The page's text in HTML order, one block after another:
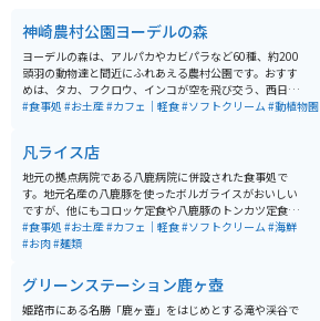
神崎農村公園ヨーデルの森
ヨーデルの森は、アルパカやカビパラなど60種、約200
頭羽の動物達と間近にふれあえる農村公園です。おすす
めは、タカ、フクロウ、インコが空を飛び交う、西日本
最大級のバードパフォーマンスショーです。 パン作りや
工房で作られたプリンが人気でソフトクリームも美味し
いです。
#食事処 #お土産#カフェ｜軽食#ソフトクリーム#動植物園
凡ライス店
地元の拠点病院である八鹿病院に併設された食事処で
す。地元名産の八鹿豚を使ったボルガライスがおいしい
ですが、他にもコロッケ定食や八鹿豚のトンカツ定食、
うどんやそばもあり、美味しいです。 しかも、お値段が
リーズナブルですので、オススメの穴場お食事スポット
#食事処 #お土産#カフェ｜軽食#ソフトクリーム#海鮮
#お肉#麺類
グリーンステーション鹿ヶ壺
姫路市にある名勝「鹿ヶ壺」をはじめとする滝や渓谷で